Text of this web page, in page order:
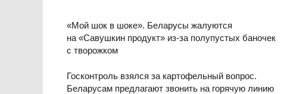
«Мой шок в шоке». Беларусы жалуются
на «Савушкин продукт» из-за полупустых баночек
с творожком
Госконтроль взялся за картофельный вопрос.
Беларусам предлагают звонить на горячую линию